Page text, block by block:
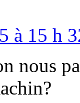
à 15 h
nous